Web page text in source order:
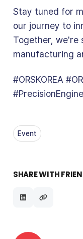
Stay tuned for
our journey to
Together, we're
manufacturing
#ORSKOREA
Event
SHARE WITH